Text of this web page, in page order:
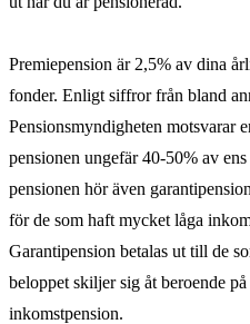
Premiepension är 2,5% av dina
fonder. Enligt siffror från bland
Pensionsmyndigheten motsvarar
pensionen ungefär 40-50% av
pensionen hör även
för de som haft mycket låga
Garantipension betalas ut till de
beloppet skiljer sig åt beroende
inkomstpension.